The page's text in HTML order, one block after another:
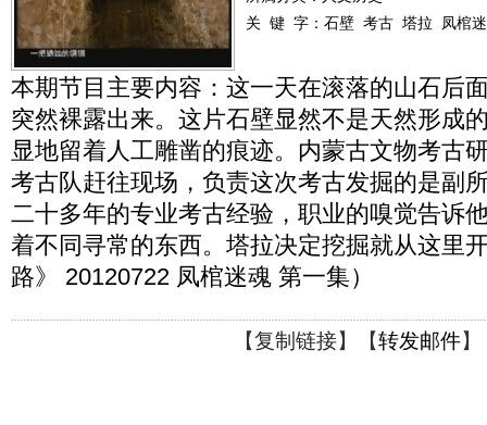
关 键 字： 石壁 考古 塔拉 凤棺
本期节目主要内容：这一天在滚落的山石后
突然裸露出来。这片石壁显然不是天然形成
显地留着人工雕凿的痕迹。内蒙古文物考古
考古队赶往现场，负责这次考古发掘的是副
二十多年的专业考古经验，职业的嗅觉告诉
着不同寻常的东西。塔拉决定挖掘就从这里
路》 20120722 凤棺迷魂 第一集）
【复制链接】【转发邮件】